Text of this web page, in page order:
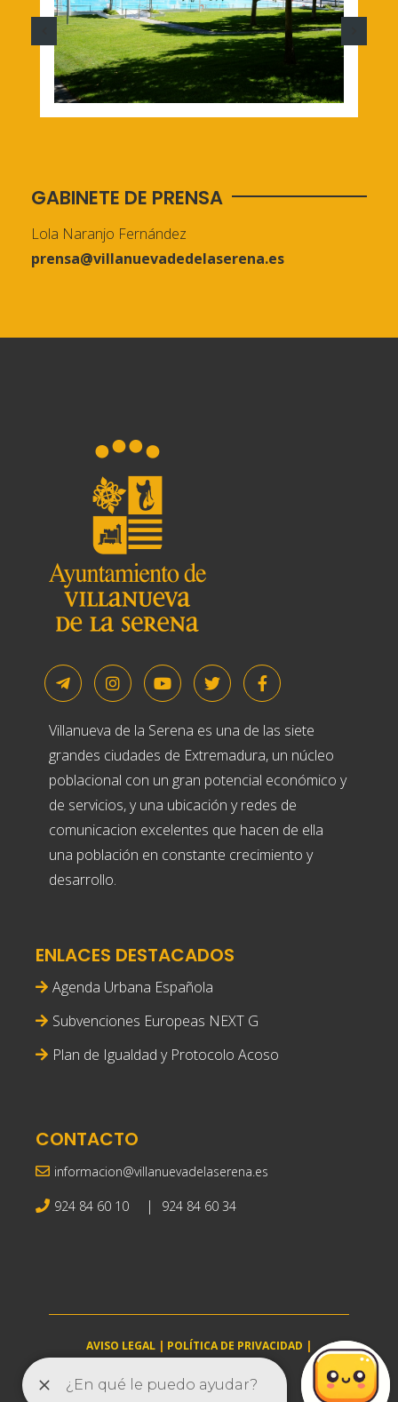
GABINETE DE PRENSA
Lola Naranjo Fernández
prensa@villanuevadedelaserena.es
Villanueva de la Serena es una de las siete
grandes ciudades de Extremadura, un núcleo
poblacional con un gran potencial económico y
de servicios, y una ubicación y redes de
comunicacion excelentes que hacen de ella
una población en constante crecimiento y
desarrollo.
ENLACES DESTACADOS
Agenda Urbana Española
Subvenciones Europeas NEXT G
Plan de Igualdad y Protocolo Acoso
CONTACTO
informacion@villanuevadelaserena.es
924 84 60 10 | 924 84 60 34
AVISO LEGAL | POLÍTICA DE PRIVACIDAD |
villanuevadelaserena.es © 2025